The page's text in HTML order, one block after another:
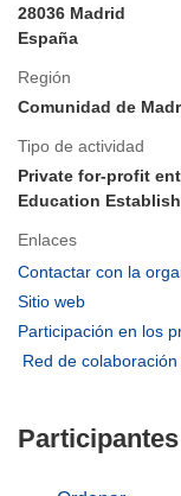
28036 Madrid
España
Región
Comunidad de
Tipo de actividad
Private for-profit
Education
Enlaces
Contactar con la
Sitio web
abrirá
ventana)
Participación en los
Red de